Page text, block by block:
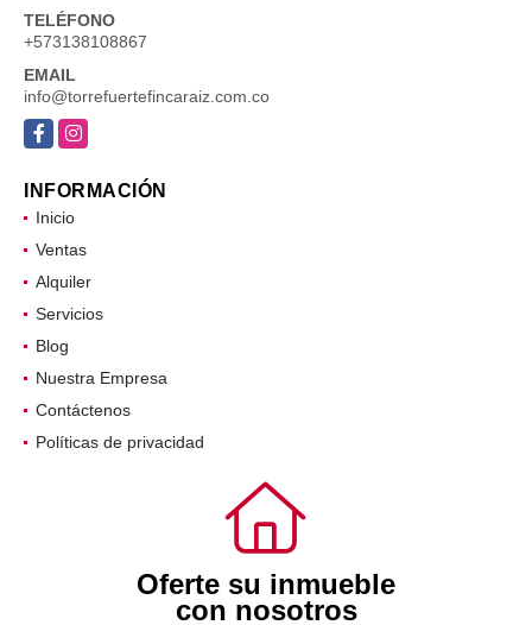
TELÉFONO
+573138108867
EMAIL
info@torrefuertefincaraiz.com.co
FacebookInstagram
INFORMACIÓN
Inicio
Ventas
Alquiler
Servicios
Blog
Nuestra Empresa
Contáctenos
Políticas de privacidad
Oferte su inmueble
con nosotros